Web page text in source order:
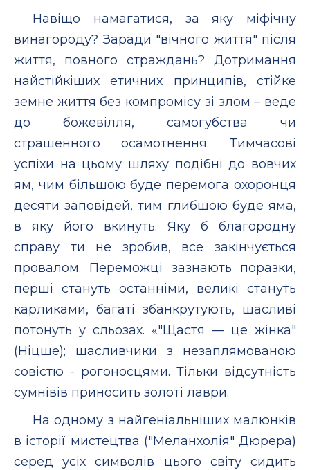
Навіщо намагатися, за яку міфічну
винагороду? Заради "вічного життя" після
життя, повного страждань? Дотримання
найстійкіших етичних принципів, стійке
земне життя без компромісу зі злом – веде
до божевілля, самогубства чи
страшенного осамотнення. Тимчасові
успіхи на цьому шляху подібні до вовчих
ям, чим більшою буде перемога охоронця
десяти заповідей, тим глибшою буде яма,
в яку його вкинуть. Яку б благородну
справу ти не зробив, все закінчується
провалом. Переможці зазнають поразки,
перші стануть останніми, великі стануть
карликами, багаті збанкрутують, щасливі
потонуть у сльозах. «"Щастя — це жінка"
(Ніцше); щасливчики з незаплямованою
совістю - рогоносцями. Тільки відсутність
сумнівів приносить золоті лаври.
На одному з найгеніальніших малюнків
в історії мистецтва ("Меланхолія" Дюрера)
серед усіх символів цього світу сидить